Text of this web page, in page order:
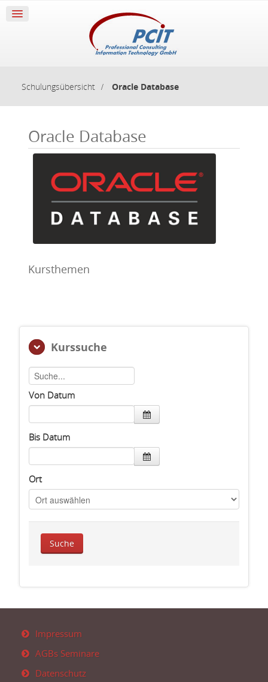
Schulungsübersicht Oracle Database
Oracle Database
Kursthemen
Kurssuche
Von Datum
Bis Datum
Ort
Impressum
AGBs Seminare
Datenschutz